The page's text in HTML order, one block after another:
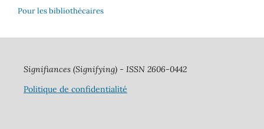
Pour les bibliothécaires
Signifiances (Signifying) - ISSN 2606-0442
Politique de confidentialité